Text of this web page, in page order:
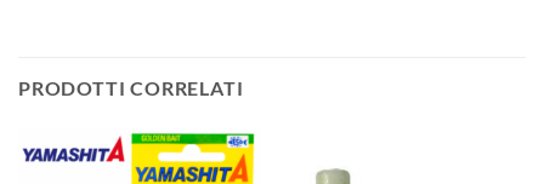
PRODOTTI CORRELATI